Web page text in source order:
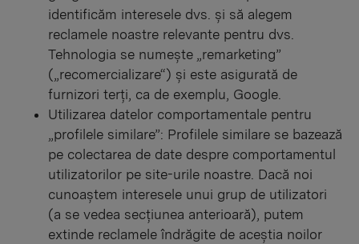
identificăm interesele dvs. și să alegem
reclamele noastre relevante pentru dvs.
Tehnologia se numește „remarketing”
(„recomercializare“) și este asigurată de
furnizori terți, ca de exemplu, Google.
Utilizarea datelor comportamentale pentru
„profilele similare”: Profilele similare se bazează
pe colectarea de date despre comportamentul
utilizatorilor pe site-urile noastre. Dacă noi
cunoaștem interesele unui grup de utilizatori
(a se vedea secțiunea anterioară), putem
extinde reclamele îndrăgite de aceștia noilor